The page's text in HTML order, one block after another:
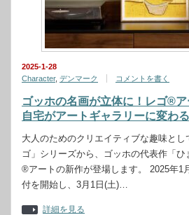
2025-1-28
Character, デンマーク コメントを書く
ゴッホの名画が立体に！レゴ®
自宅がアートギャラリーに変わる
大人のためのクリエイティブな趣味と
ゴ」シリーズから、ゴッホの代表作「
®アートの新作が登場します。 2025年1
付を開始し、3月1日(土)…
詳細を見る